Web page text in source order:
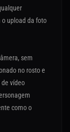
o upload da foto
sem
no rosto e
vídeo
como o